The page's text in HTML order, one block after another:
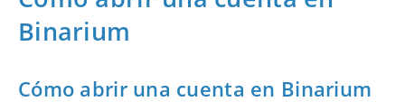
Binarium
Cómo abrir una cuenta en Binarium